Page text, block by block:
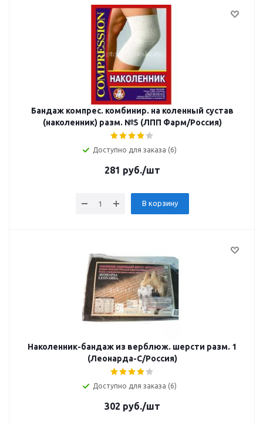
Бандаж компрес. комбинир. на коленный сустав
(наколенник) разм. №5 (ЛПП Фарм/Россия)
Доступно для заказа (6)
281 руб./шт
В корзину
Наколенник-бандаж из верблюж. шерсти разм. 1
(Леонарда-С/Россия)
Доступно для заказа (6)
302 руб./шт